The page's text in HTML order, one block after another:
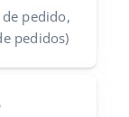
pedido,
pedidos)